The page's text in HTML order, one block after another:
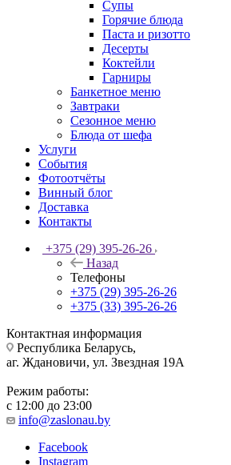
Супы
Горячие блюда
Паста и ризотто
Десерты
Коктейли
Гарниры
Банкетное меню
Завтраки
Сезонное меню
Блюда от шефа
Услуги
События
Фотоотчёты
Винный блог
Доставка
Контакты
+375 (29) 395-26-26
Назад
Телефоны
+375 (29) 395-26-26
+375 (33) 395-26-26
Контактная информация
Республика Беларусь,
аг. Ждановичи, ул. Звездная 19А
Режим работы:
с 12:00 до 23:00
info@zaslonau.by
Facebook
Instagram